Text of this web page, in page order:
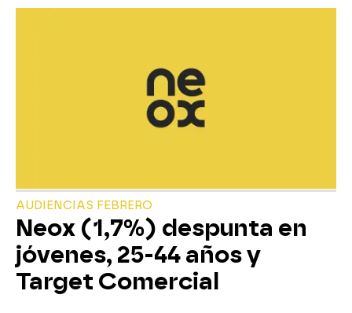
AUDIENCIAS FEBRERO
Neox (1,7%) despunta en
jóvenes, 25-44 años y
Target Comercial